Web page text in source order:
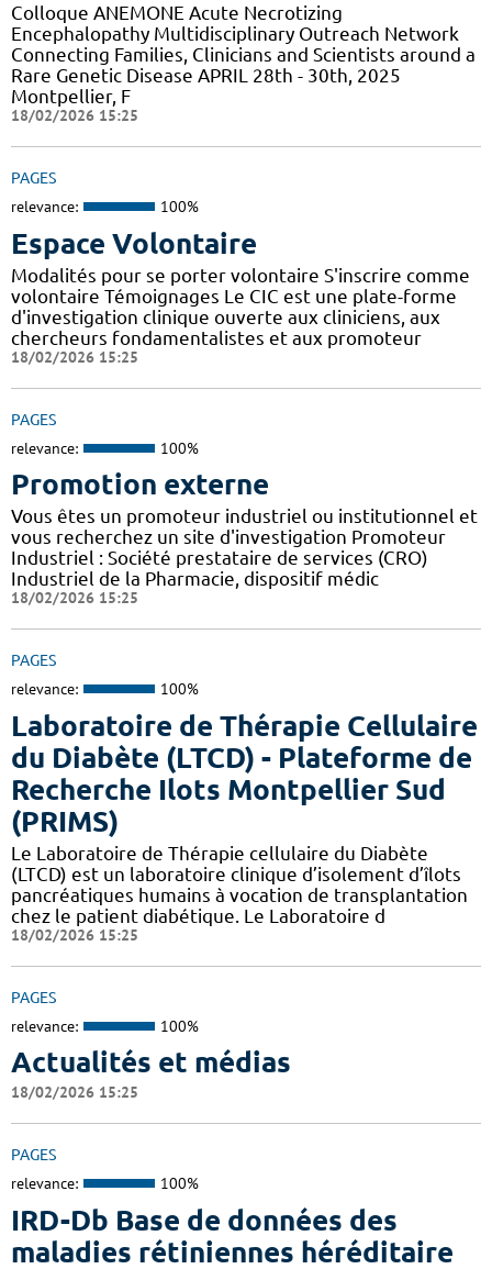
Colloque ANEMONE Acute Necrotizing
Encephalopathy Multidisciplinary Outreach Network
Connecting Families, Clinicians and Scientists around a
Rare Genetic Disease APRIL 28th - 30th, 2025
Montpellier, F
18/02/2026 15:25
PAGES
relevance: 100%
Espace Volontaire
Modalités pour se porter volontaire S'inscrire comme
volontaire Témoignages Le CIC est une plate-forme
d'investigation clinique ouverte aux cliniciens, aux
chercheurs fondamentalistes et aux promoteur
18/02/2026 15:25
PAGES
relevance: 100%
Promotion externe
Vous êtes un promoteur industriel ou institutionnel et
vous recherchez un site d'investigation Promoteur
Industriel : Société prestataire de services (CRO)
Industriel de la Pharmacie, dispositif médic
18/02/2026 15:25
PAGES
relevance: 100%
Laboratoire de Thérapie Cellulaire
du Diabète (LTCD) - Plateforme de
Recherche Ilots Montpellier Sud
(PRIMS)
Le Laboratoire de Thérapie cellulaire du Diabète
(LTCD) est un laboratoire clinique d’isolement d’îlots
pancréatiques humains à vocation de transplantation
chez le patient diabétique. Le Laboratoire d
18/02/2026 15:25
PAGES
relevance: 100%
Actualités et médias
18/02/2026 15:25
PAGES
relevance: 100%
IRD-Db Base de données des
maladies rétiniennes héréditaire